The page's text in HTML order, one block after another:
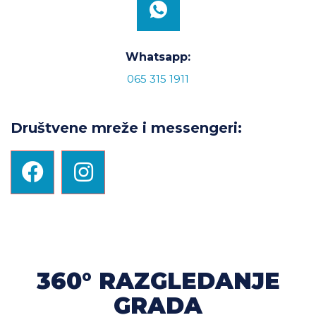
Whatsapp:
065 315 1911
Društvene mreže i messengeri:
360° RAZGLEDANJE
GRADA